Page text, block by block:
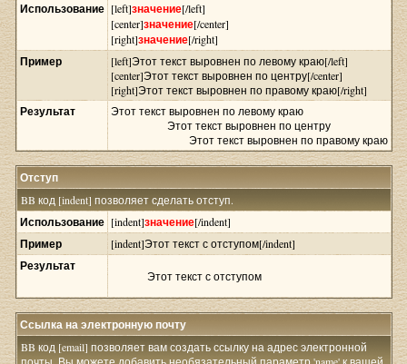
Использование [left]значение[/left]
[center]значение[/center]
[right]значение[/right]
Пример
[left]Этот текст выровнен по левому краю[/left]
[center]Этот текст выровнен по центру[/center]
[right]Этот текст выровнен по правому краю[/right]
Результат
Этот текст выровнен по левому краю
Этот текст выровнен по центру
Этот текст выровнен по правому краю
Отступ
BB код [indent] позволяет сделать отступ.
Использование [indent]значение[/indent]
Пример [indent]Этот текст с отступом[/indent]
Результат
Этот текст с отступом
Ссылка на электронную почту
BB код [email] позволяет вам создать ссылку на адрес электронной